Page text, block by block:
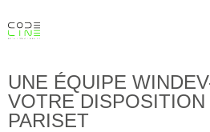
UNE ÉQUIPE
VOTRE
PARISET